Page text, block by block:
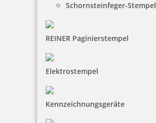
Schornsteinfeger-Stempel
REINER Paginierstempel
Elektrostempel
Kennzeichnungsgeräte
Holzstempel mit Abdruck: Blumen sind
16,15 €